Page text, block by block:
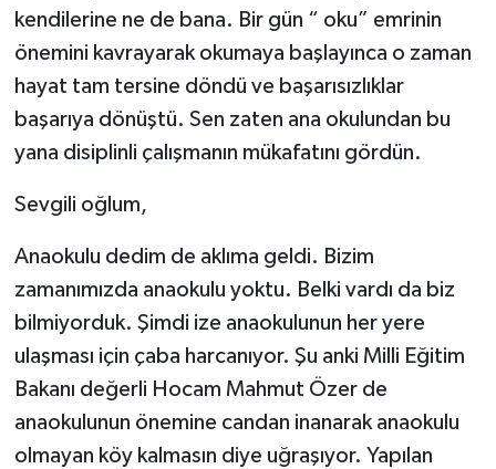
kendilerine ne de bana. Bir gün “ oku” emrinin
önemini kavrayarak okumaya başlayınca o zaman
hayat tam tersine döndü ve başarısızlıklar
başarıya dönüştü. Sen zaten ana okulundan bu
yana disiplinli çalışmanın mükafatını gördün.
Sevgili oğlum,
Anaokulu dedim de aklıma geldi. Bizim
zamanımızda anaokulu yoktu. Belki vardı da biz
bilmiyorduk. Şimdi ize anaokulunun her yere
ulaşması için çaba harcanıyor. Şu anki Milli Eğitim
Bakanı değerli Hocam Mahmut Özer de
anaokulunun önemine candan inanarak anaokulu
olmayan köy kalmasın diye uğraşıyor. Yapılan